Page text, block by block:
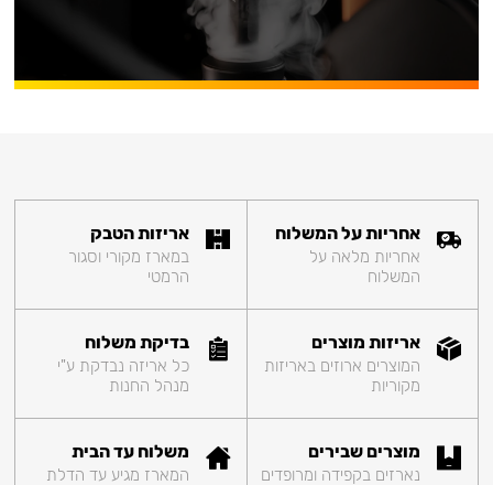
אחריות על המשלוח
אחריות מלאה על
המשלוח
אריזות הטבק
במארז מקורי וסגור
הרמטי
אריזות מוצרים
המוצרים ארוזים באריזות
מקוריות
בדיקת משלוח
כל אריזה נבדקת ע"י
מנהל החנות
מוצרים שבירים
נארזים בקפידה ומרופדים
משלוח עד הבית
המארז מגיע עד הדלת